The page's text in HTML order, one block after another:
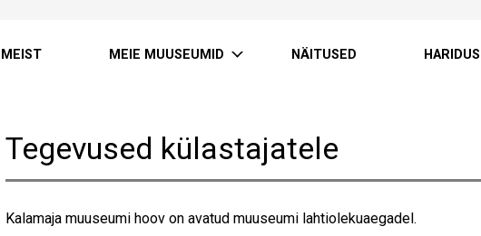
MEIST MEIE MUUSEUMID NÄITUSED HARIDUS
Tegevused külastajatele
Kalamaja muuseumi hoov on avatud muuseumi lahtiolekuaegadel.